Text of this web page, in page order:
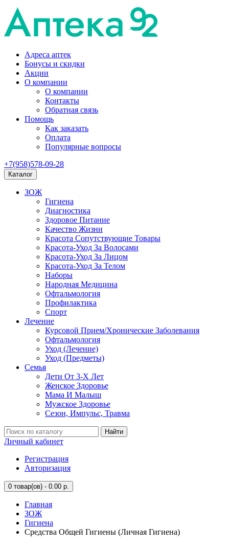
Адреса аптек
Бонусы и скидки
Акции
О компании
О компании
Контакты
Обратная связь
Помощь
Как заказать
Оплата
Популярные вопросы
+7(958)578-09-28
Каталог
ЗОЖ
Гигиена
Диагностика
Здоровое Питание
Качество Жизни
Красота Сопутствующие Товары
Красота-Уход За Волосами
Красота-Уход За Лицом
Красота-Уход За Телом
Наборы
Народная Медицина
Офтальмология
Профилактика
Спорт
Лечение
Курсовой Прием/Хронические Заболевания
Офтальмология
Уход (Лечение)
Уход (Предметы)
Семья
Дети От 3-Х Лет
Женское Здоровье
Мама И Малыш
Мужское Здоровье
Сезон, Импульс, Травма
Найти
Личный кабинет
Регистрация
Авторизация
0 товар(ов) - 0.00 р.
Главная
ЗОЖ
Гигиена
Средства Общей Гигиены (Личная Гигиена)